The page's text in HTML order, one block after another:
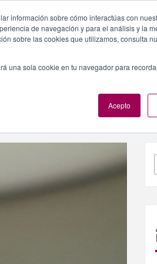
información sobre cómo interactúas con
de navegación y para el análisis y la
sobre las cookies que utilizamos, consulta
una sola cookie en tu navegador para
Acepto
TE OFRECEMOS PLANES